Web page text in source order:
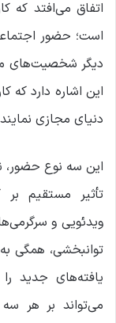
اتفاق می‌افتد که
است؛ حضور
این اشاره دارد که
دنیای مجازی
تأثیر مستقیم بر
ویدئویی و
توانبخشی، همگی
یافته‌های جدید
می‌تواند بر هر